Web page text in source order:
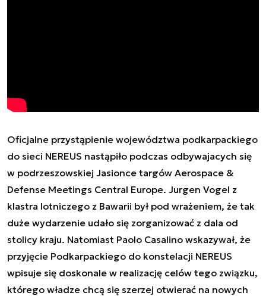
Oficjalne przystąpienie województwa podkarpackiego
do sieci NEREUS nastąpiło podczas odbywajacych się
w podrzeszowskiej Jasionce targów Aerospace &
Defense Meetings Central Europe. Jurgen Vogel z
klastra lotniczego z Bawarii był pod wrażeniem, że tak
duże wydarzenie udało się zorganizować z dala od
stolicy kraju. Natomiast Paolo Casalino wskazywał, że
przyjęcie Podkarpackiego do konstelacji NEREUS
wpisuje się doskonale w realizację celów tego związku,
którego władze chcą się szerzej otwierać na nowych